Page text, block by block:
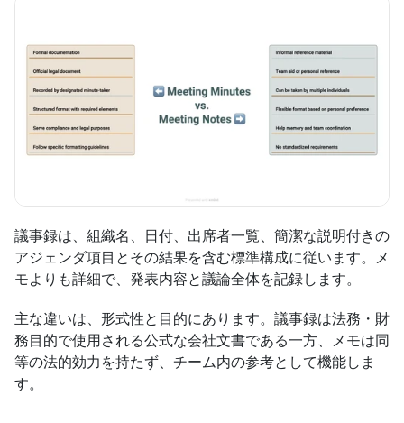
議事録は、組織名、日付、出席者一覧、簡潔な説明付きの
アジェンダ項目とその結果を含む標準構成に従います。メ
モよりも詳細で、発表内容と議論全体を記録します。
主な違いは、形式性と目的にあります。議事録は法務・財
務目的で使用される公式な会社文書である一方、メモは同
等の法的効力を持たず、チーム内の参考として機能しま
す。